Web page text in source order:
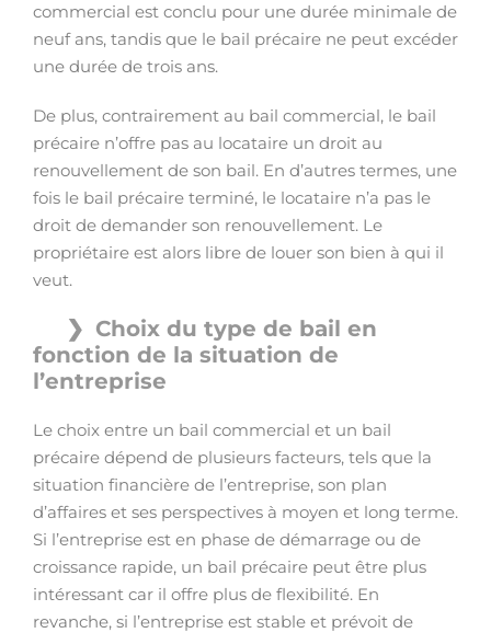
commercial est conclu pour une durée minimale de
neuf ans, tandis que le bail précaire ne peut excéder
une durée de trois ans.
De plus, contrairement au bail commercial, le bail
précaire n’offre pas au locataire un droit au
renouvellement de son bail. En d’autres termes, une
fois le bail précaire terminé, le locataire n’a pas le
droit de demander son renouvellement. Le
propriétaire est alors libre de louer son bien à qui il
veut.
Choix du type de bail en
fonction de la situation de
l’entreprise
Le choix entre un bail commercial et un bail
précaire dépend de plusieurs facteurs, tels que la
situation financière de l’entreprise, son plan
d’affaires et ses perspectives à moyen et long terme.
Si l’entreprise est en phase de démarrage ou de
croissance rapide, un bail précaire peut être plus
intéressant car il offre plus de flexibilité. En
revanche, si l’entreprise est stable et prévoit de